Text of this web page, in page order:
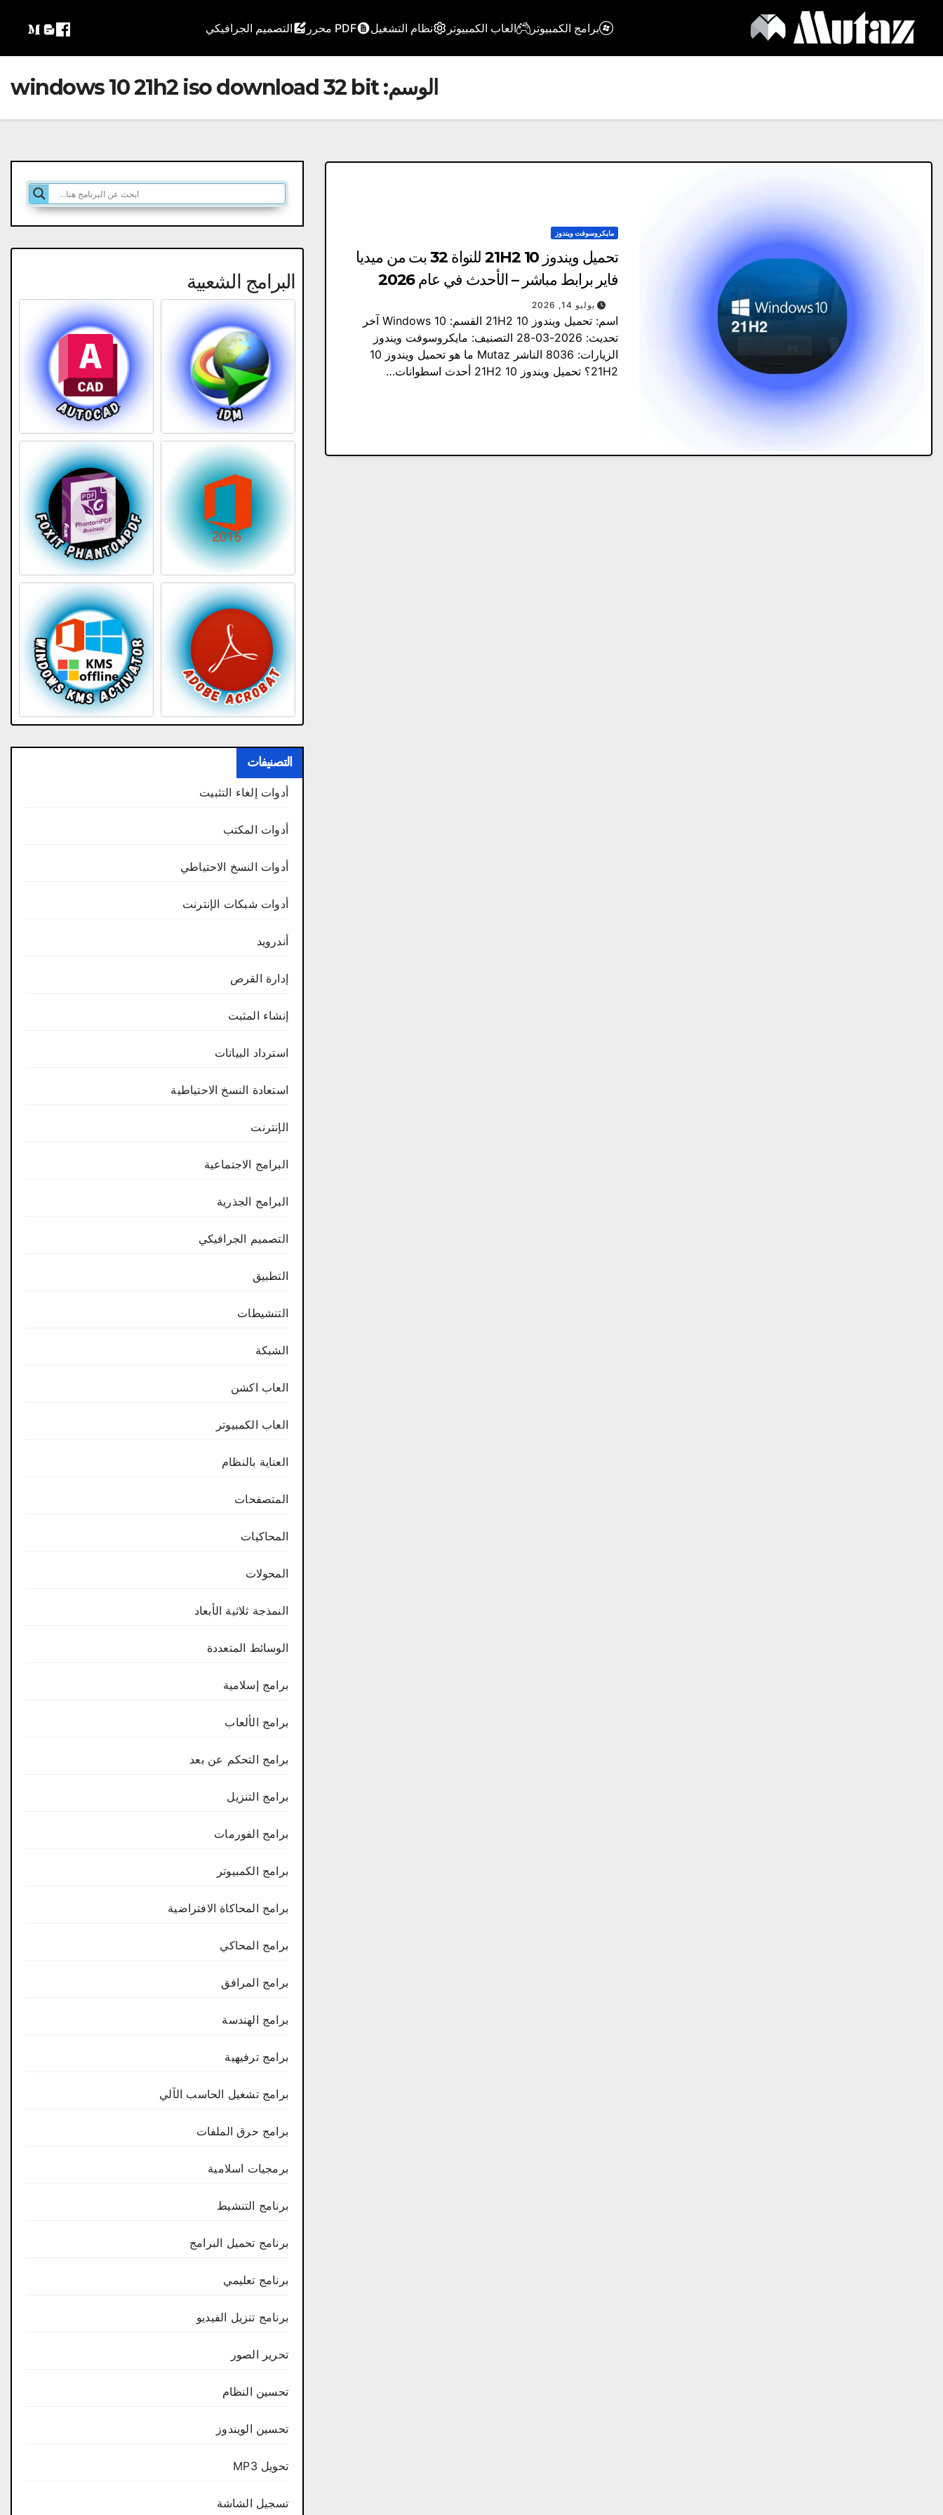
content
برامج الكمبيوتر العاب الكمبيوتر نظام التشغيل PDF محرر التصميم الجرافيكي
الوسم:windows 10 21h2 iso download 32 bit
مايكروسوفت ويندوز
تحميل ويندوز 10 21H2 للنواة 32 بت من ميديا ​​
فاير برابط مباشر – الأحدث في عام 2026
يوليو 14, 2026
اسم: تحميل ويندوز 10 21H2 القسم: Windows 10 آخر
تحديث: 2026-03-28 التصنيف: مايكروسوفت ويندوز
الزيارات: 8036 الناشر Mutaz ما هو تحميل ويندوز 10
21H2؟ تحميل ويندوز 10 21H2 أحدث اسطوانات…
البرامج الشعبية
التصنيفات
أدوات إلغاء التثبيت
أدوات المكتب
أدوات النسخ الاحتياطي
أدوات شبكات الإنترنت
أندرويد
إدارة القرص
إنشاء المثبت
استرداد البيانات
استعادة النسخ الاحتياطية
الإنترنت
البرامج الاجتماعية
البرامج الجذرية
التصميم الجرافيكي
التطبيق
التنشيطات
الشبكة
العاب اكشن
العاب الكمبيوتر
العناية بالنظام
المتصفحات
المحاكيات
المحولات
النمذجة ثلاثية الأبعاد
الوسائط المتعددة
برامج إسلامية
برامج الألعاب
برامج التحكم عن بعد
برامج التنزيل
برامج الفورمات
برامج الكمبيوتر
برامج المحاكاة الافتراضية
برامج المحاكي
برامج المرافق
برامج الهندسة
برامج ترفيهية
برامج تشغيل الحاسب الآلي
برامج حرق الملفات
برمجيات اسلامية
برنامج التنشيط
برنامج تحميل البرامج
برنامج تعليمي
برنامج تنزيل الفيديو
تحرير الصور
تحسين النظام
تحسين الويندوز
تحويل MP3
تسجيل الشاشة